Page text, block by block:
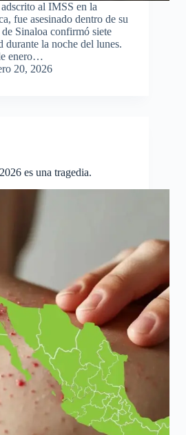
al IMSS en la
fue asesinado dentro de su
Sinaloa confirmó siete
durante la noche del lunes.
enero…
20, 2026
es una tragedia.